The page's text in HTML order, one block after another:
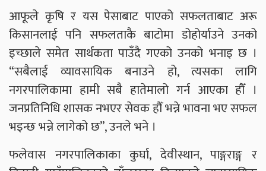
आफूले कृषि र यस पेसाबाट पाएको सफलताबाट अरू
किसानलाई पनि सफलताकै बाटोमा डोहोर्याउने उनको
इच्छाले समेत सार्थकता पाउँदै गएको उनको भनाइ छ ।
“सबैलाई व्यावसायिक बनाउने हो, त्यसका लागि
नगरपालिकामा हामी सबै हातेमालो गर्न आएका हौँ ।
जनप्रतिनिधि शासक नभएर सेवक हौँ भन्ने भावना भए सफल
भइन्छ भन्ने लागेको छ”, उनले भने ।
फलेवास नगरपालिकाका कुर्घा, देवीस्थान, पाङ्गराङ्ग र